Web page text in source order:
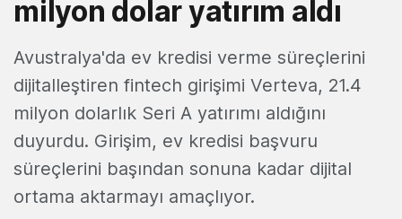
milyon dolar yatırım aldı
Avustralya'da ev kredisi verme süreçlerini
dijitalleştiren fintech girişimi Verteva, 21.4
milyon dolarlık Seri A yatırımı aldığını
duyurdu. Girişim, ev kredisi başvuru
süreçlerini başından sonuna kadar dijital
ortama aktarmayı amaçlıyor.